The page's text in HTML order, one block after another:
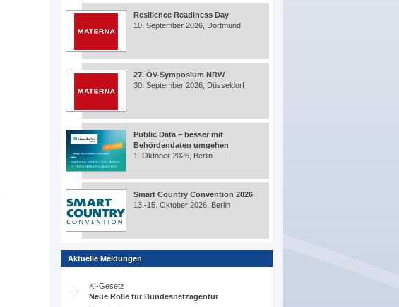
Resilience Readiness Day
10. September 2026, Dortmund
27. ÖV-Symposium NRW
30. September 2026, Düsseldorf
Public Data – besser mit
Behördendaten umgehen
1. Oktober 2026, Berlin
Smart Country Convention 2026
13.-15. Oktober 2026, Berlin
Aktuelle Meldungen
KI-Gesetz
Neue Rolle für Bundesnetzagentur